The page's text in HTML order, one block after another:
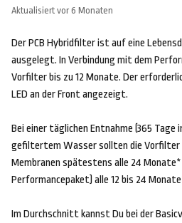
Aktualisiert vor 6 Monaten
Der PCB Hybridfilter ist auf eine
ausgelegt. In Verbindung mit dem
Vorfilter bis zu 12 Monate. Der
LED an der Front angezeigt.
Bei einer täglichen Entnahme (365 Tage
gefiltertem Wasser sollten die Vorfilter
Membranen spätestens alle 24 Monate*
Performancepaket) alle 12 bis 24
Im Durchschnitt kannst Du bei der